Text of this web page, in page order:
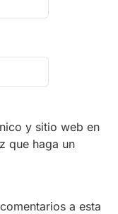
y sitio web en
que haga un
a esta